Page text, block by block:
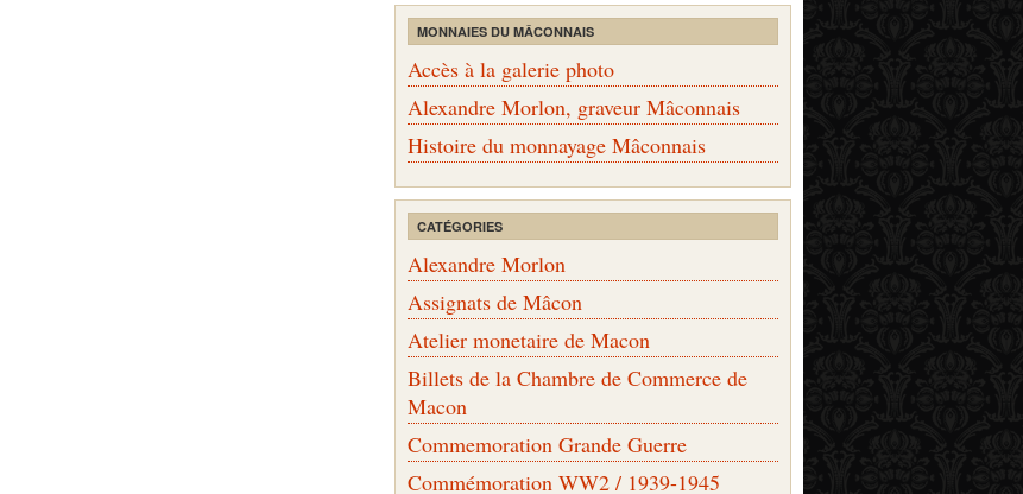
MONNAIES DU MÂCONNAIS
Accès à la galerie photo
Alexandre Morlon, graveur Mâconnais
Histoire du monnayage Mâconnais
CATÉGORIES
Alexandre Morlon
Assignats de Mâcon
Atelier monetaire de Macon
Billets de la Chambre de Commerce de
Macon
Commemoration Grande Guerre
Commémoration WW2 / 1939-1945